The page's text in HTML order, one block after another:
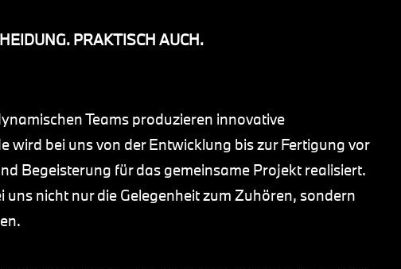
PRAKTISCH AUCH.
Teams produzieren innovative
wird bei uns von der Entwicklung bis zur Fertigung vor
Begeisterung für das gemeinsame Projekt realisiert.
nicht nur die Gelegenheit zum Zuhören, sondern